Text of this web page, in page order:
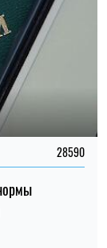
28590